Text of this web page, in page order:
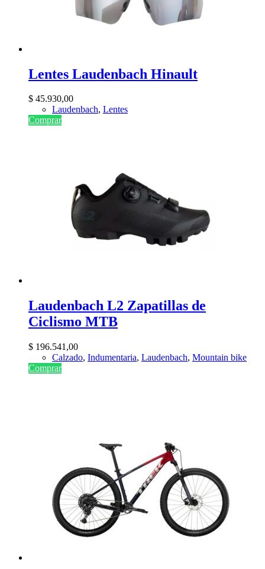
Lentes Laudenbach Hinault
$ 45.930,00
Laudenbach, Lentes
Comprar
Laudenbach L2 Zapatillas de
Ciclismo MTB
$ 196.541,00
Calzado, Indumentaria, Laudenbach, Mountain bike
Comprar